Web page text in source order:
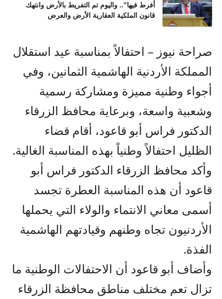
أفرط فيها”.. واليوم تم التفريط بالأرض وانتهك
قانون الملكية العقارية الأرض والعرض
صراحة نيوز – احتفالاً بمناسبة عيد استقلال
المملكة الأردنية الهاشمية الثمانين، وفي
أجواء وطنية مميزة ومشاركة رسمية
وشعبية واسعة، وبرعاية محافظ الزرقاء
الدكتور فراس أبو قاعود، أقام قضاء
الظليل احتفالاً وطنياً بهذه المناسبة الغالية.
وأكد محافظ الزرقاء الدكتور فراس أبو
قاعود أن هذه المناسبة العطرة تجسد
أسمى معاني الانتماء والولاء التي يحملها
الأردنيون تجاه وطنهم وقيادتهم الهاشمية
الفذة.
وأضاف أبو قاعود أن الاحتفالات الوطنية ما
تزال تعم مختلف مناطق محافظة الزرقاء